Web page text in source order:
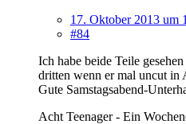
17. Oktober 2013 um
#84
Ich habe beide Teile
dritten wenn er mal uncut in
Gute Samstagsabend-
Acht Teenager - Ein